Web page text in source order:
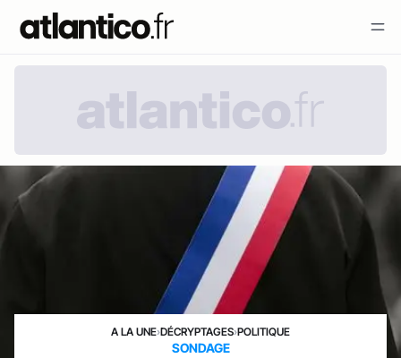
A LA UNE›DÉCRYPTAGES›POLITIQUE
SONDAGE